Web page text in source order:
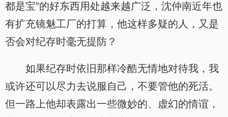
都是宝”的好东西用处越来越广泛，沈仲南近年也
有扩充镜魅工厂的打算，他这样多疑的人，又是
否会对纪存时毫无提防？
如果纪存时依旧那样冷酷无情地对待我，我
或许还可以尽力去说服自己，不要管他的死活。
但一路上他却表露出一些微妙的、虚幻的情谊，